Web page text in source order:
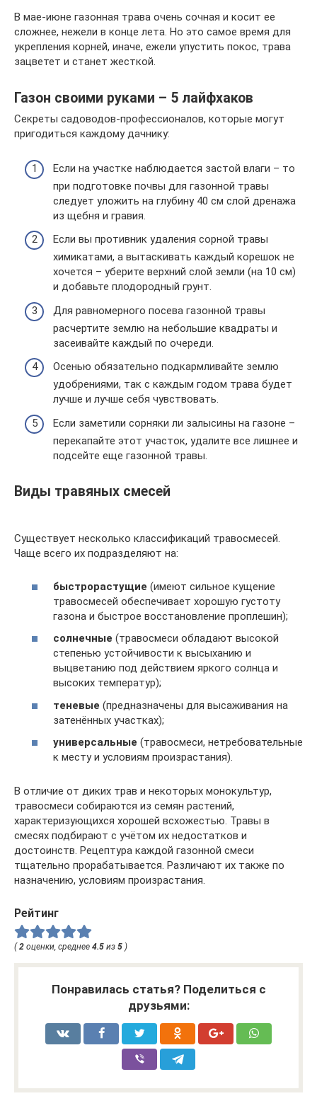
В мае-июне газонная трава очень сочная и косит ее
сложнее, нежели в конце лета. Но это самое время для
укрепления корней, иначе, ежели упустить покос, трава
зацветет и станет жесткой.
Газон своими руками – 5 лайфхаков
Секреты садоводов-профессионалов, которые могут
пригодиться каждому дачнику:
Если на участке наблюдается застой влаги – то
при подготовке почвы для газонной травы
следует уложить на глубину 40 см слой дренажа
из щебня и гравия.
Если вы противник удаления сорной травы
химикатами, а вытаскивать каждый корешок не
хочется – уберите верхний слой земли (на 10 см)
и добавьте плодородный грунт.
Для равномерного посева газонной травы
расчертите землю на небольшие квадраты и
засеивайте каждый по очереди.
Осенью обязательно подкармливайте землю
удобрениями, так с каждым годом трава будет
лучше и лучше себя чувствовать.
Если заметили сорняки ли залысины на газоне –
перекапайте этот участок, удалите все лишнее и
подсейте еще газонной травы.
Виды травяных смесей
Существует несколько классификаций травосмесей.
Чаще всего их подразделяют на:
быстрорастущие (имеют сильное кущение
травосмесей обеспечивает хорошую густоту
газона и быстрое восстановление проплешин);
солнечные (травосмеси обладают высокой
степенью устойчивости к высыханию и
выцветанию под действием яркого солнца и
высоких температур);
теневые (предназначены для высаживания на
затенённых участках);
универсальные (травосмеси, нетребовательные
к месту и условиям произрастания).
В отличие от диких трав и некоторых монокультур,
травосмеси собираются из семян растений,
характеризующихся хорошей всхожестью. Травы в
смесях подбирают с учётом их недостатков и
достоинств. Рецептура каждой газонной смеси
тщательно прорабатывается. Различают их также по
назначению, условиям произрастания.
Рейтинг
(2 оценки, среднее 4.5 из 5 )
Понравилась статья? Поделиться с
друзьями: